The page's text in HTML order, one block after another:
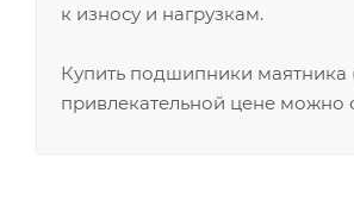
к износу и нагрузкам.
Купить подшипники маятника
привлекательной цене можно